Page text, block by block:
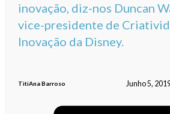
inovação, diz-nos Duncan
vice-presidente de
Inovação da Disney.
TitiAna Barroso Junho 5,